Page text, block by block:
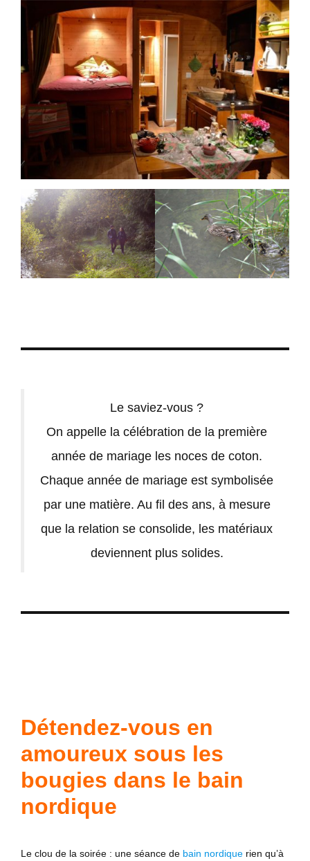
Le saviez-vous ?
On appelle la célébration de la première
année de mariage les noces de coton.
Chaque année de mariage est symbolisée
par une matière. Au fil des ans, à mesure
que la relation se consolide, les matériaux
deviennent plus solides.
Détendez-vous en
amoureux sous les
bougies dans le bain
nordique
Le clou de la soirée : une séance de bain nordique rien qu’à